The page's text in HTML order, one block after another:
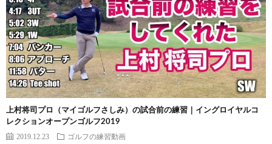
上村将司プロ（マイゴルフさしみ）の試合前の練習｜イングロイヤルコ
レクションオープンゴルフ2019
2019.12.23 ゴルフの練習動画